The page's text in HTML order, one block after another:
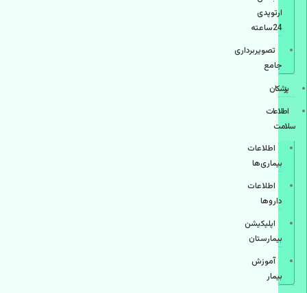
ارتوپدی
24ساعته
تصویربرداری
جامع
پزشكان
اطلاعات
سلامت
اطلاعات
بیماری‌ها
اطلاعات
دارو‌ها
اپليكيشن
بيمارستان
آموزش
بیمار